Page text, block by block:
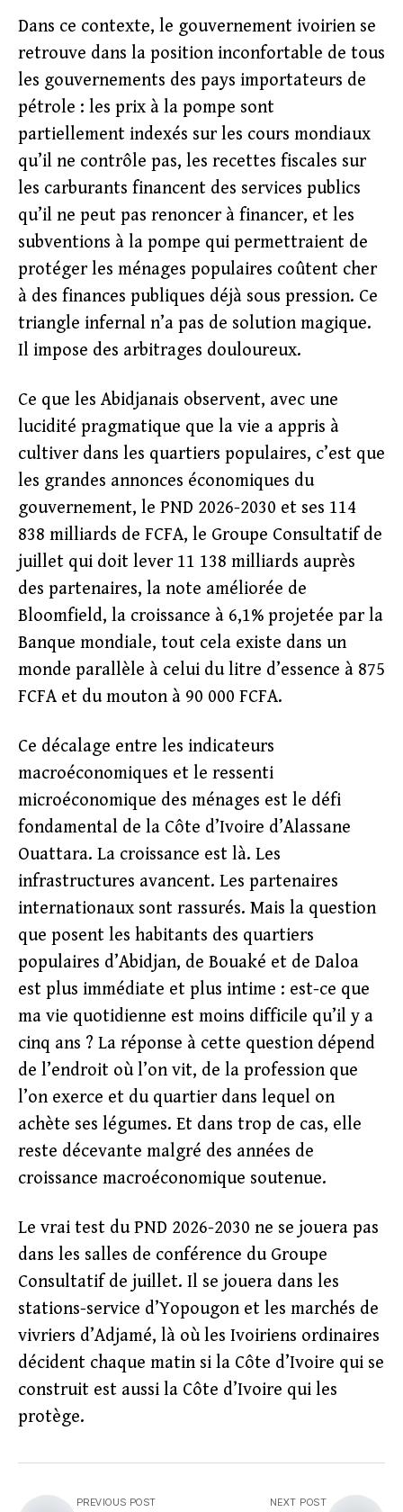
Dans ce contexte, le gouvernement ivoirien se
retrouve dans la position inconfortable de tous
les gouvernements des pays importateurs de
pétrole : les prix à la pompe sont
partiellement indexés sur les cours mondiaux
qu’il ne contrôle pas, les recettes fiscales sur
les carburants financent des services publics
qu’il ne peut pas renoncer à financer, et les
subventions à la pompe qui permettraient de
protéger les ménages populaires coûtent cher
à des finances publiques déjà sous pression. Ce
triangle infernal n’a pas de solution magique.
Il impose des arbitrages douloureux.
Ce que les Abidjanais observent, avec une
lucidité pragmatique que la vie a appris à
cultiver dans les quartiers populaires, c’est que
les grandes annonces économiques du
gouvernement, le PND 2026-2030 et ses 114
838 milliards de FCFA, le Groupe Consultatif de
juillet qui doit lever 11 138 milliards auprès
des partenaires, la note améliorée de
Bloomfield, la croissance à 6,1% projetée par la
Banque mondiale, tout cela existe dans un
monde parallèle à celui du litre d’essence à 875
FCFA et du mouton à 90 000 FCFA.
Ce décalage entre les indicateurs
macroéconomiques et le ressenti
microéconomique des ménages est le défi
fondamental de la Côte d’Ivoire d’Alassane
Ouattara. La croissance est là. Les
infrastructures avancent. Les partenaires
internationaux sont rassurés. Mais la question
que posent les habitants des quartiers
populaires d’Abidjan, de Bouaké et de Daloa
est plus immédiate et plus intime : est-ce que
ma vie quotidienne est moins difficile qu’il y a
cinq ans ? La réponse à cette question dépend
de l’endroit où l’on vit, de la profession que
l’on exerce et du quartier dans lequel on
achète ses légumes. Et dans trop de cas, elle
reste décevante malgré des années de
croissance macroéconomique soutenue.
Le vrai test du PND 2026-2030 ne se jouera pas
dans les salles de conférence du Groupe
Consultatif de juillet. Il se jouera dans les
stations-service d’Yopougon et les marchés de
vivriers d’Adjamé, là où les Ivoiriens ordinaires
décident chaque matin si la Côte d’Ivoire qui se
construit est aussi la Côte d’Ivoire qui les
protège.
PREVIOUS POST NEXT POST